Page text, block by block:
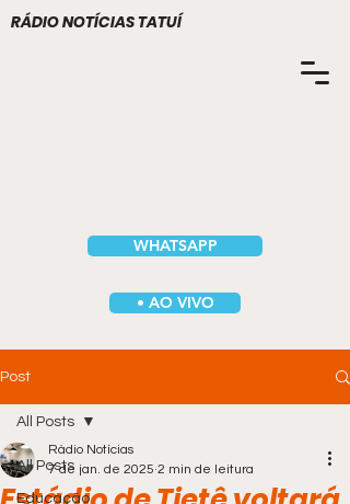
WHATSAPP
RÁDIO NOTÍCIAS TATUÍ
• AO VIVO
Post
All Posts
Educação
All Posts
Rádio Notícias
7 de jan. de 2025 2 min de leitura